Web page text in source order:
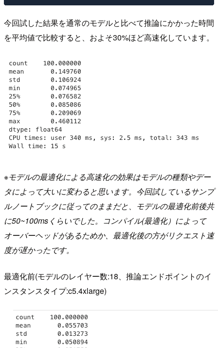
今回試した結果を通常のモデルと比べて推論にかかった時間
を平均値で比較すると、およそ30%ほど高速化しています。
※モデルの最適化による高速化の効果はモデルの種類やデー
タによって大いに変わると思います。今回試しているサンプ
ルノートブックに従ってのままだと、モデルの最適化前後共
に50~100msくらいでした。コンパイル(最適化）によって
オーバーヘッドがあるためか、最適化後の方がリクエスト速
度が遅かったです。
最適化前(モデルのレイヤー数:18、推論エンドポイントのイ
ンスタンスタイプ:c5.4xlarge)